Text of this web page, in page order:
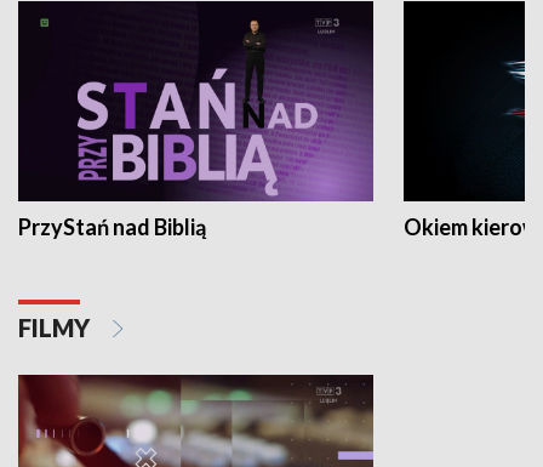
PrzyStań nad Biblią Okiem
FILMY